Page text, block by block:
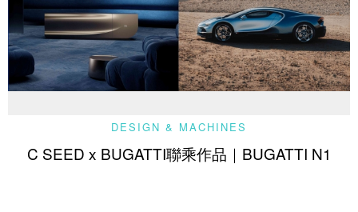
DESIGN & MACHINES
C SEED x BUGATTI聯乘作品｜BUGATTI N1